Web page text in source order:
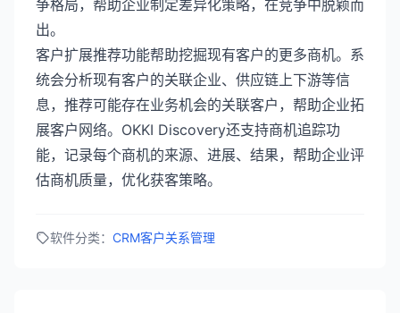
争格局，帮助企业制定差异化策略，在竞争中脱颖而
出。
客户扩展推荐功能帮助挖掘现有客户的更多商机。系
统会分析现有客户的关联企业、供应链上下游等信
息，推荐可能存在业务机会的关联客户，帮助企业拓
展客户网络。OKKI Discovery还支持商机追踪功
能，记录每个商机的来源、进展、结果，帮助企业评
估商机质量，优化获客策略。
软件分类： CRM客户关系管理